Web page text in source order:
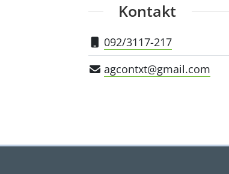
Kontakt
092/3117-217
agcontxt@gmail.com